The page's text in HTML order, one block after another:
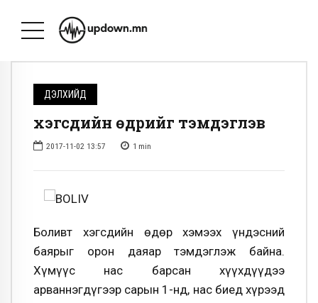
ДЭЛХИЙД
Үхэгсдийн өдрийг тэмдэглэв
2017-11-02 13:57 1 min
Боливт Үхэгсдийн өдөр хэмээх үндэсний
баярыг орон даяар тэмдэглэж байна.
Хүмүүс нас барсан хүүхдүүдээ
арваннэгдүгээр сарын 1-нд, нас биед хүрээд